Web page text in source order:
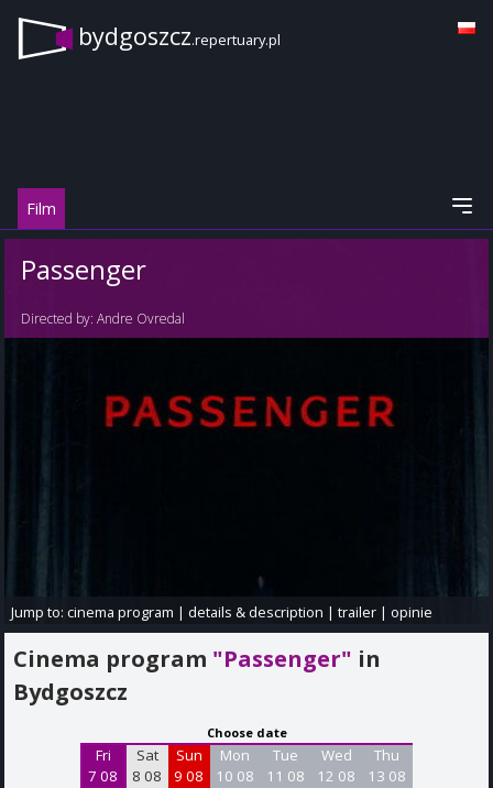
bydgoszcz.repertuary.pl
Film
Passenger
Directed by: Andre Ovredal
Jump to:cinema program |details & description |trailer |opinie
Cinema program "Passenger" in
Bydgoszcz
Choose date
Fri
7 08
Sat
8 08
Sun
9 08
Mon
10 08
Tue
11 08
Wed
12 08
Thu
13 08